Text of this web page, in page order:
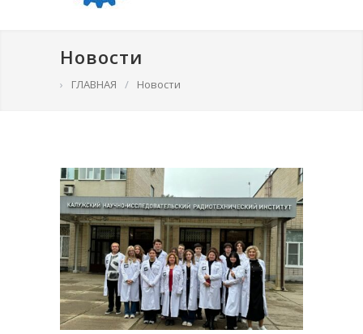
Новости
› ГЛАВНАЯ / Новости